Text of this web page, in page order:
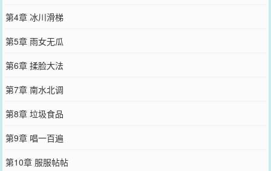
第4章 冰川滑梯
第5章 雨女无瓜
第6章 揉脸大法
第7章 南水北调
第8章 垃圾食品
第9章 唱一百遍
第10章 服服帖帖